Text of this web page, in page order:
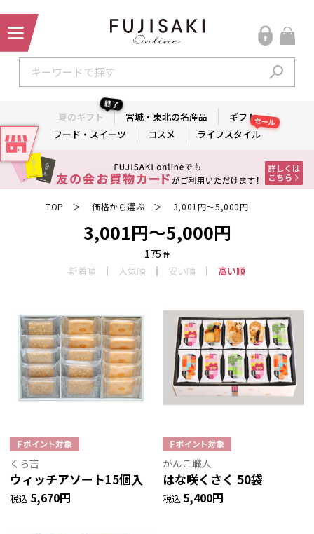
夏のギフト
終了
宮城・東北の名産品
ギフト
フード・スイーツ
コスメ ライフスタイル
セール
TOP ＞ 価格から選ぶ ＞ 3,001円～5,000円
3,001円～5,000円
175 件
新着順 人気順 安い順 高い順
くら吉
ウィッチアソート15個入
税込 5,670円
がんこ職人
はな咲くさく 50袋
税込 5,400円